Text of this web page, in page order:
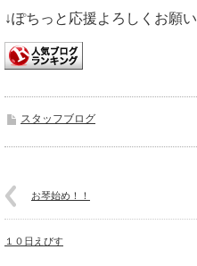
↓ぽちっと応援よろしくお願い
スタッフブログ
お琴始め！！
１０日えびす